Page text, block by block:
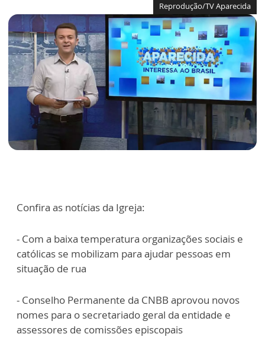
Reprodução/TV Aparecida
Confira as notícias da Igreja:
- Com a baixa temperatura organizações sociais e
católicas se mobilizam para ajudar pessoas em
situação de rua
- Conselho Permanente da CNBB aprovou novos
nomes para o secretariado geral da entidade e
assessores de comissões episcopais